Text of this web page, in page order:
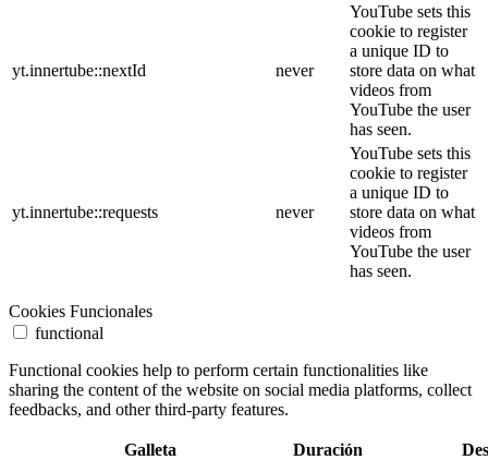
yt.innertube::nextId never
YouTube sets this
cookie to register
a unique ID to
store data on what
videos from
YouTube the user
has seen.
yt.innertube::requests never
YouTube sets this
cookie to register
a unique ID to
store data on what
videos from
YouTube the user
has seen.
Cookies Funcionales
functional
Functional cookies help to perform certain functionalities like
sharing the content of the website on social media platforms, collect
feedbacks, and other third-party features.
Galleta Duración